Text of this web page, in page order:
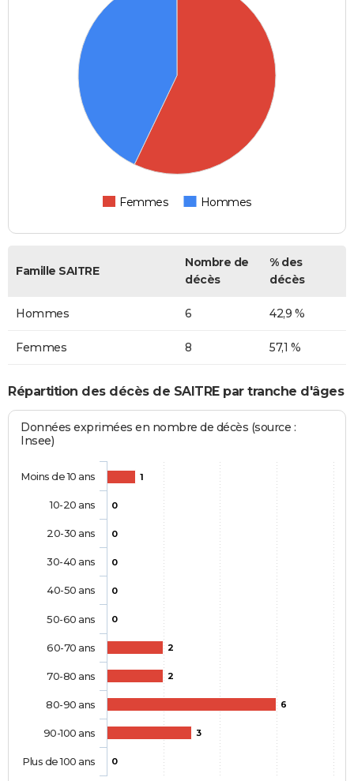
Femmes Hommes
Famille SAITRE
Nombre de
décès
% des
décès
Hommes 6 42,9 %
Femmes 8 57,1 %
Répartition des décès de SAITRE par tranche d'âges
Données exprimées en nombre de décès (source :
Insee)
1
0
0
0
0
0
2
2
6
3
0
Moins de 10 ans
10-20 ans
20-30 ans
30-40 ans
40-50 ans
50-60 ans
60-70 ans
70-80 ans
80-90 ans
90-100 ans
Plus de 100 ans